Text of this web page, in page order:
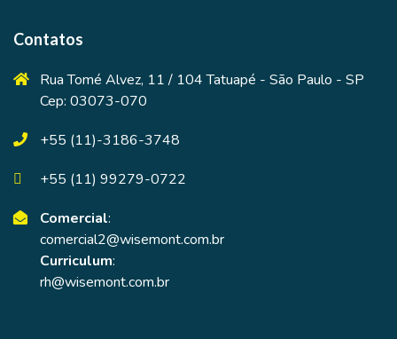
Contatos
Rua Tomé Alvez, 11 / 104 Tatuapé - São Paulo - SP
Cep: 03073-070
+55 (11)-3186-3748
+55 (11) 99279-0722
Comercial:
comercial2@wisemont.com.br
Curriculum:
rh@wisemont.com.br